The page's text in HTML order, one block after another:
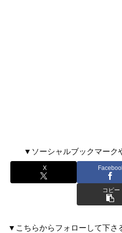
▼ソーシャルブックマーク
X
コピー
▼こちらからフォローして下さ